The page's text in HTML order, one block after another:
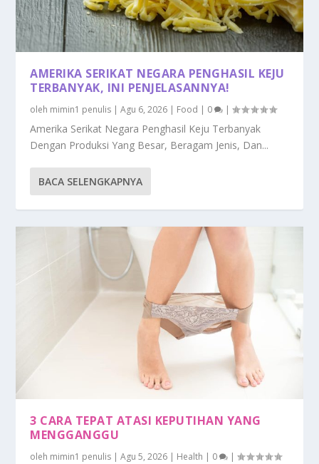
AMERIKA SERIKAT NEGARA PENGHASIL KEJU
TERBANYAK, INI PENJELASANNYA!
oleh mimin1 penulis |Agu 6, 2026 | Food | 0 |
Amerika Serikat Negara Penghasil Keju Terbanyak
Dengan Produksi Yang Besar, Beragam Jenis, Dan...
BACA SELENGKAPNYA
3 CARA TEPAT ATASI KEPUTIHAN YANG
MENGGANGGU
oleh mimin1 penulis |Agu 5, 2026 | Health | 0 |